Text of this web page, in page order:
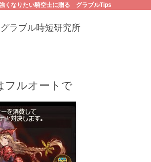
くなりたい騎空士に贈る グラブルTips
グラブル時短研究所
フルオートで